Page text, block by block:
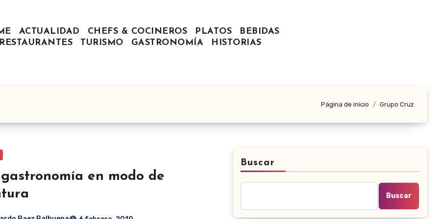
ACTUALIDAD CHEFS & COCINEROS PLATOS
BEBIDAS
RESTAURANTES
TURISMO GASTRONOMÍA HISTORIAS
Página de inicio Grupo Cruz
en modo de
Buscar
Buscar